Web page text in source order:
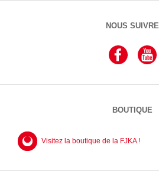
NOUS SUIVRE
BOUTIQUE
Visitez la boutique de la FJKA !